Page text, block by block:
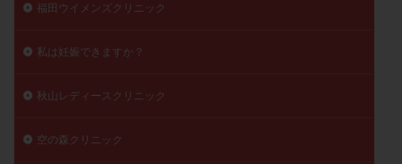
福田ウイメンズクリニック
私は妊娠できますか？
秋山レディースクリニック
空の森クリニック